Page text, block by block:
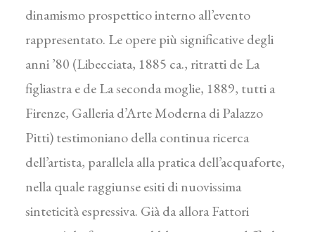
dinamismo prospettico interno all’evento
rappresentato. Le opere più significative degli
anni ’80 (Libecciata, 1885 ca., ritratti de La
figliastra e de La seconda moglie, 1889, tutti a
Firenze, Galleria d’Arte Moderna di Palazzo
Pitti) testimoniano della continua ricerca
dell’artista, parallela alla pratica dell’acquaforte,
nella quale raggiunse esiti di nuovissima
sinteticità espressiva. Già da allora Fattori